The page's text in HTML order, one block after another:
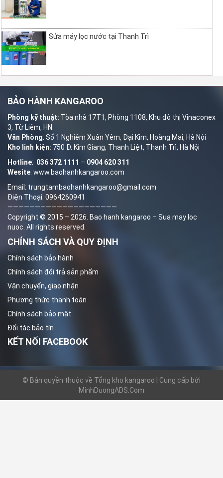
Sửa máy lọc nước tại Thanh Trì
BẢO HÀNH KANGAROO
Phòng kỹ thuật: Tòa nhà 17T1, Phòng 1108, Khu đô thị Vinaconex
3, Từ Liêm, HN.
Văn Phòng: Số 1 Nghiêm Xuân Yêm, Đại Kim, Hoàng Mai, Hà Nội
Kho linh kiện: 750 Đ. Kim Giang, Thanh Liệt, Thanh Trì, Hà Nội
Hotline: 036 372 1111 – 0904 620 311
Wesite: www.baohanhkangaroo.com
Email: trungtambaohanhkangaroo@gmail.com
Điện Thoại: 0964260941
————————————————————
Copyright © 2015 – 2026. Bao hanh kangaroo – Sua may loc
nuoc . All rights reserved.
CHÍNH SÁCH VÀ QUY ĐỊNH
Chính sách bảo hành
Chính sách đổi trả sản phẩm
Vận chuyển, giao nhận
Phương thức thanh toán
Chính sách bảo mật
Đối tác bảo tín
KẾT NỐI FACEBOOK
© Bản quyền thuộc về Tổng kho kangaroo | Cung cấp bởi
MinhDuongADS.Com